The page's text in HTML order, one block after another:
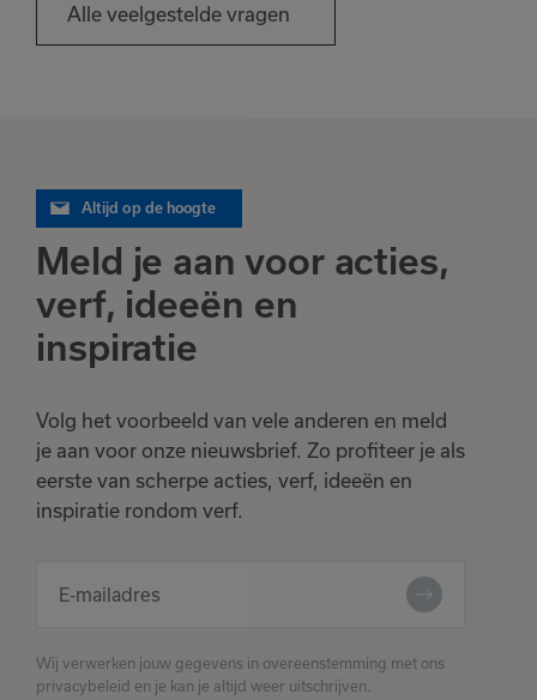
Alle veelgestelde vragen
Altijd op de hoogte
Meld je aan voor acties,
verf, ideeën en
inspiratie
Volg het voorbeeld van vele anderen en meld
je aan voor onze nieuwsbrief. Zo profiteer je als
eerste van scherpe acties, verf, ideeën en
inspiratie rondom verf.
Wij verwerken jouw gegevens in overeenstemming met ons
privacybeleid en je kan je altijd weer uitschrijven.